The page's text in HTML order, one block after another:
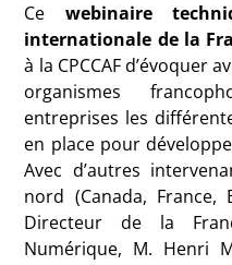
Ce webinaire
internationale de la
à la CPCCAF d’évoquer
organismes
entreprises les
en place pour
Avec d’autres
nord (Canada, France,
Directeur de la
Numérique, M. Henri